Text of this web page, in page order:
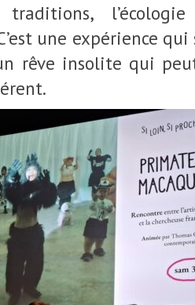
une expérience
rêve insolite qui